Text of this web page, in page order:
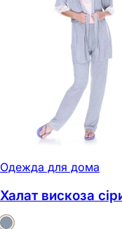
Одежда для дома
Халат вискоза